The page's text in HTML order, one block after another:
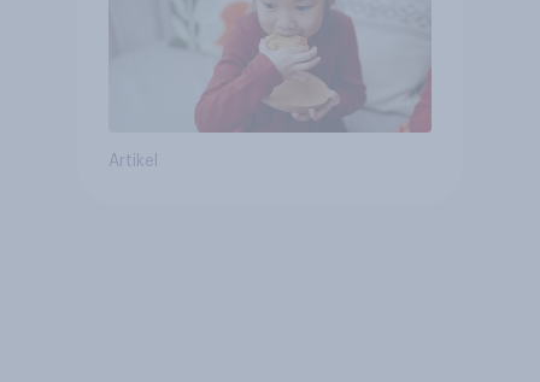
Artikel